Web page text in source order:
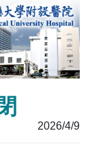
2026/4/9